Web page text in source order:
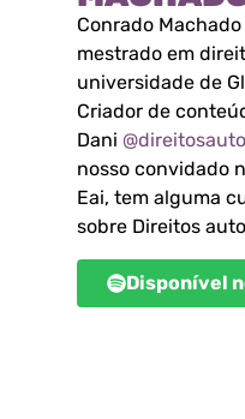
Conrado
mestrado em
universidade de
Criador de
Dani
nosso convidado
Eai, tem alguma
sobre Direitos
Disponível